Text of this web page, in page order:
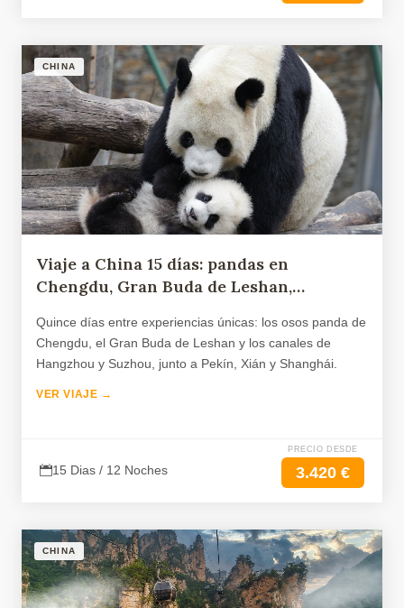
CHINA
Viaje a China 15 días: pandas en
Chengdu, Gran Buda de Leshan,
Quince días entre experiencias únicas: los osos panda de
Chengdu, el Gran Buda de Leshan y los canales de
Hangzhou y Suzhou, junto a Pekín, Xián y Shanghái.
VER VIAJE →
15 Dias / 12 Noches
PRECIO DESDE
3.420 €
CHINA